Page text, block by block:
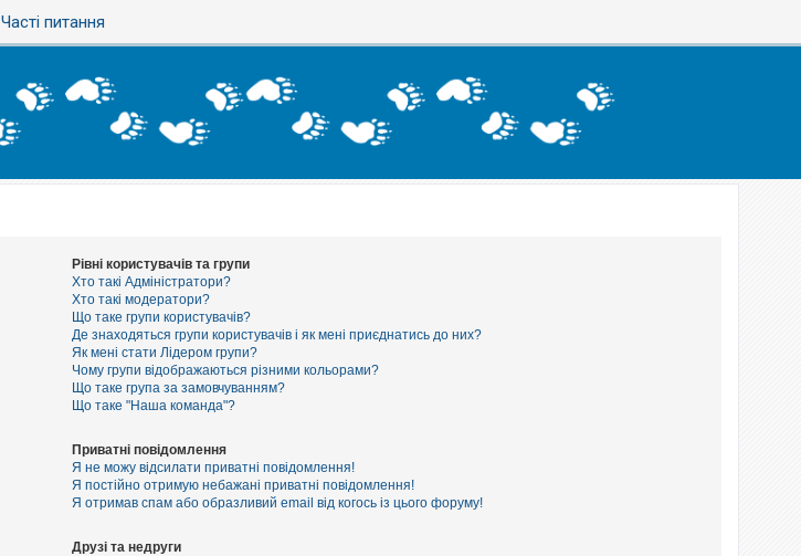
Часті питання
Рівні користувачів та групи
Хто такі Адміністратори?
Хто такі модератори?
Що таке групи користувачів?
Де знаходяться групи користувачів і як мені приєднатись до них?
Як мені стати Лідером групи?
Чому групи відображаються різними кольорами?
Що таке група за замовчуванням?
Що таке "Наша команда"?
Приватні повідомлення
Я не можу відсилати приватні повідомлення!
Я постійно отримую небажані приватні повідомлення!
Я отримав спам або образливий email від когось із цього форуму!
Друзі та недруги